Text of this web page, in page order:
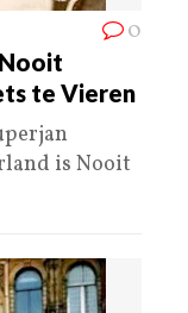
0
te Vieren
is Nooit